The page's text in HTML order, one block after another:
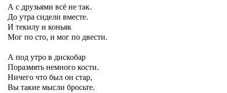
А с друзьями всё не так.
До утра сидели вместе.
И текилу и коньяк
Мог по сто, и мог по двести.
А под утро в дискобар
Поразмять немного кости.
Ничего что был он стар,
Вы такие мысли бросьте.